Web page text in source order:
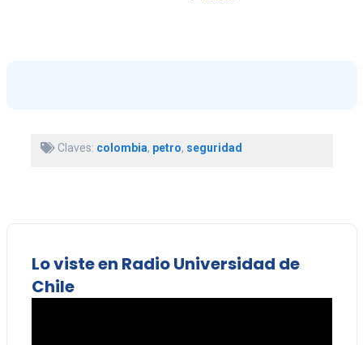
Claves: colombia, petro, seguridad
Lo viste en Radio Universidad de
Chile